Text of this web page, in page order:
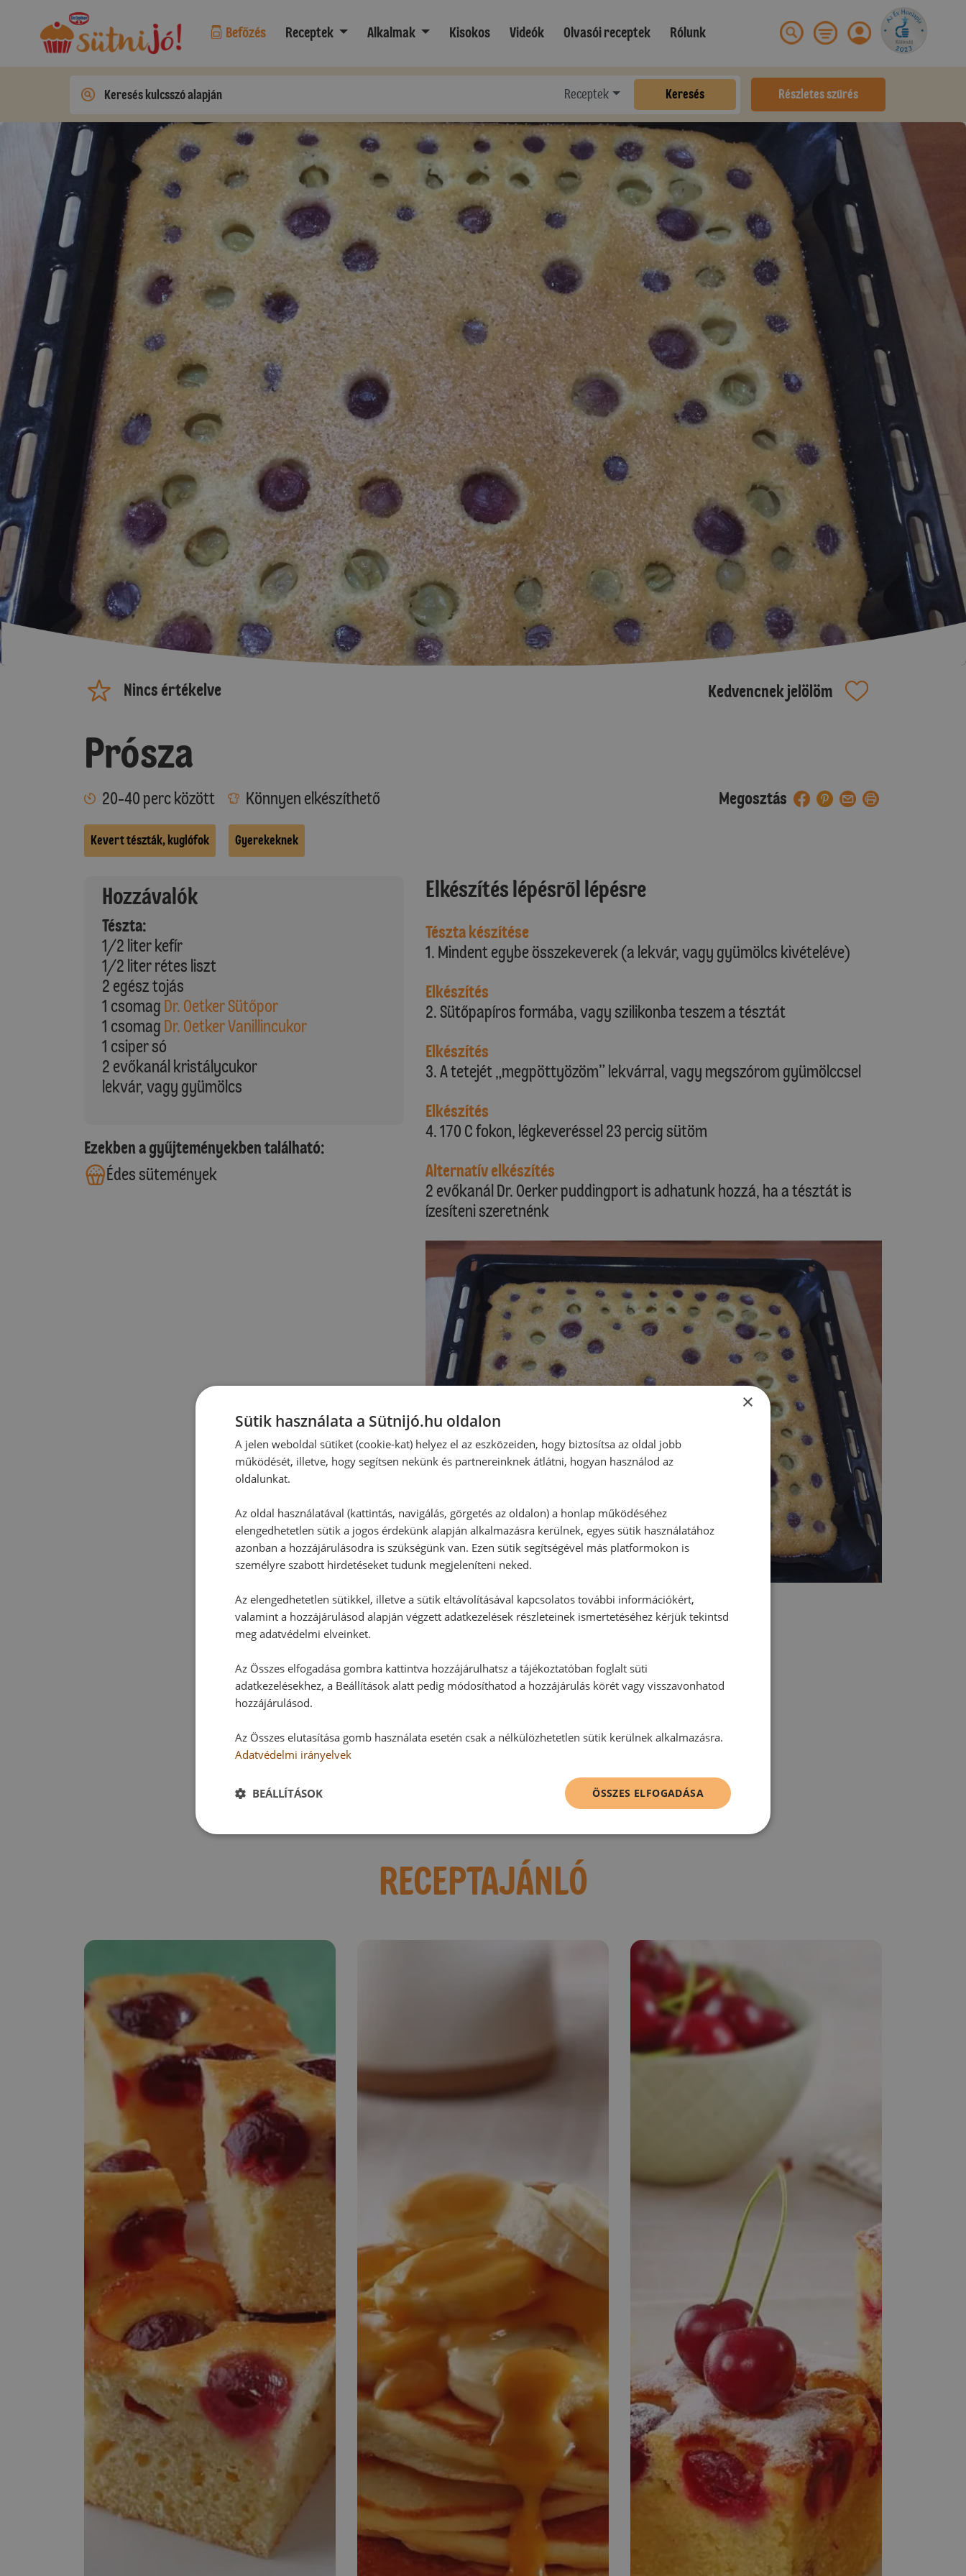
Befőzés Receptek Alkalmak Kisokos Videók Olvasói receptek Rólunk
Receptek Keresés Részletes szűrés
Nincs értékelve Kedvencnek jelölöm
Prósza
20-40 perc között Könnyen elkészíthető Megosztás
Kevert tészták, kuglófok Gyerekeknek
Hozzávalók
Tészta:
1/2 liter kefír
1/2 liter rétes liszt
2 egész tojás
1 csomag Dr. Oetker Sütőpor
1 csomag Dr. Oetker Vanillincukor
1 csiper só
2 evőkanál kristálycukor
lekvár, vagy gyümölcs
Ezekben a gyűjteményekben található:
Édes sütemények
Elkészítés lépésről lépésre
Tészta készítése
1. Mindent egybe összekeverek (a lekvár, vagy gyümölcs kivételéve)
Elkészítés
2. Sütőpapíros formába, vagy szilikonba teszem a tésztát
Elkészítés
3. A tetejét „megpöttyözöm” lekvárral, vagy megszórom gyümölccsel
Elkészítés
4. 170 C fokon, légkeveréssel 23 percig sütöm
Alternatív elkészítés
2 evőkanál Dr. Oerker puddingport is adhatunk hozzá, ha a tésztát is
ízesíteni szeretnénk
Ehhez a recepthez még nem érkezett hozzászólás.
Vélemény írásához, kérjük,jelentkezz be!
RECEPTAJÁNLÓ
×
Sütik használata a Sütnijó.hu oldalon
A jelen weboldal sütiket (cookie-kat) helyez el az eszközeiden, hogy biztosítsa az oldal jobb
működését, illetve, hogy segítsen nekünk és partnereinknek átlátni, hogyan használod az
oldalunkat.
Az oldal használatával (kattintás, navigálás, görgetés az oldalon) a honlap működéséhez
elengedhetetlen sütik a jogos érdekünk alapján alkalmazásra kerülnek, egyes sütik használatához
azonban a hozzájárulásodra is szükségünk van. Ezen sütik segítségével más platformokon is
személyre szabott hirdetéseket tudunk megjeleníteni neked.
Az elengedhetetlen sütikkel, illetve a sütik eltávolításával kapcsolatos további információkért,
valamint a hozzájárulásod alapján végzett adatkezelések részleteinek ismertetéséhez kérjük tekintsd
meg adatvédelmi elveinket.
Az Összes elfogadása gombra kattintva hozzájárulhatsz a tájékoztatóban foglalt süti
adatkezelésekhez, a Beállítások alatt pedig módosíthatod a hozzájárulás körét vagy visszavonhatod
hozzájárulásod.
Az Összes elutasítása gomb használata esetén csak a nélkülözhetetlen sütik kerülnek alkalmazásra.
Adatvédelmi irányelvek
ÖSSZES ELFOGADÁSA
BEÁLLÍTÁSOK